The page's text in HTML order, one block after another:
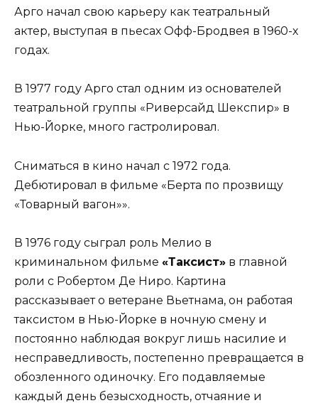
Арго начал свою карьеру как театральный
актер, выступая в пьесах Офф-Бродвея в 1960-х
годах.
В 1977 году Арго стал одним из основателей
театральной группы «Риверсайд Шекспир» в
Нью-Йорке, много гастролировал.
Сниматься в кино начал с 1972 года.
Дебютировал в фильме «Берта по прозвищу
«Товарный вагон»».
В 1976 году сыграл роль Мелио в
криминальном фильме «Таксист» в главной
роли с Робертом Де Ниро. Картина
рассказывает о ветеране Вьетнама, он работая
таксистом в Нью-Йорке в ночную смену и
постоянно наблюдая вокруг лишь насилие и
несправедливость, постепенно превращается в
обозленного одиночку. Его подавляемые
каждый день безысходность, отчаяние и